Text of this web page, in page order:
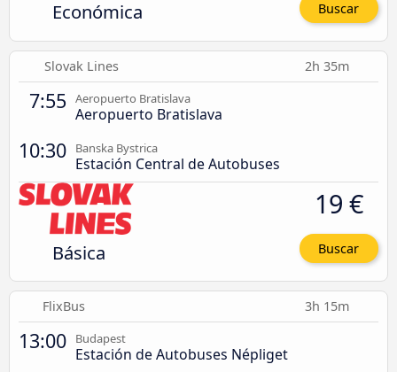
Económica Buscar
Slovak Lines 2h 35m
7:55 Aeropuerto Bratislava
Aeropuerto Bratislava
10:30 Banska Bystrica
Estación Central de Autobuses
Básica
19 €
Buscar
FlixBus 3h 15m
13:00 Budapest
Estación de Autobuses Népliget